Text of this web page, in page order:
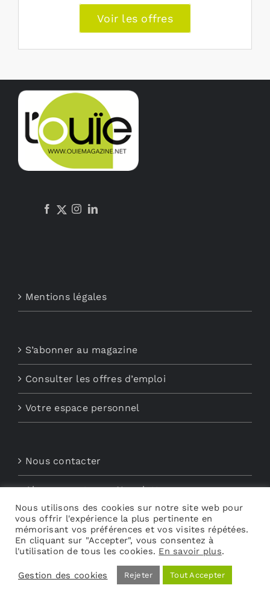
Voir les offres
Mentions légales
S’abonner au magazine
Consulter les offres d’emploi
Votre espace personnel
Nous contacter
Abonnements aux Newsletters
Découvrez My Audio
Nous utilisons des cookies sur notre site web pour
vous offrir l'expérience la plus pertinente en
mémorisant vos préférences et vos visites répétées.
En cliquant sur "Accepter", vous consentez à
l'utilisation de tous les cookies. En savoir plus.
Gestion des cookies Rejeter Tout Accepter